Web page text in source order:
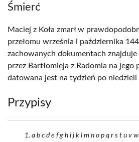
Śmierć
Maciej z Koła zmarł w
przełomu września i października
zachowanych dokumentach znajduje
przez Bartłomieja z Radomia na jego
datowana jest na tydzień po niedzieli
Przypisy
a b c d e f g h i j k l m n o p q r s t u v